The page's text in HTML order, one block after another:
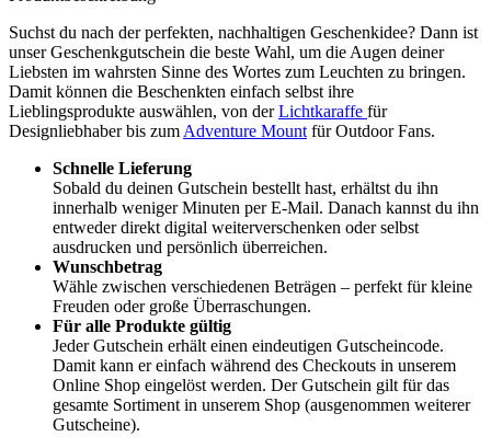
Suchst du nach der perfekten, nachhaltigen Geschenkidee? Dann ist
unser Geschenkgutschein die beste Wahl, um die Augen deiner
Liebsten im wahrsten Sinne des Wortes zum Leuchten zu bringen.
Damit können die Beschenkten einfach selbst ihre
Lieblingsprodukte auswählen, von derLichtkaraffe für
Designliebhaber bis zum Adventure Mount für Outdoor Fans.
Schnelle Lieferung
Sobald du deinen Gutschein bestellt hast, erhältst du ihn
innerhalb weniger Minuten per E-Mail. Danach kannst du ihn
entweder direkt digital weiterverschenken oder selbst
ausdrucken und persönlich überreichen.
Wunschbetrag
Wähle zwischen verschiedenen Beträgen – perfekt für kleine
Freuden oder große Überraschungen.
Für alle Produkte gültig
Jeder Gutschein erhält einen eindeutigen Gutscheincode.
Damit kann er einfach während des Checkouts in unserem
Online Shop eingelöst werden. Der Gutschein gilt für das
gesamte Sortiment in unserem Shop (ausgenommen weiterer
Gutscheine).